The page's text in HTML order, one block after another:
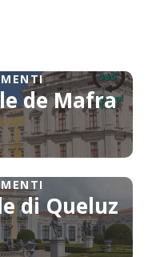
de Mafra
di Queluz